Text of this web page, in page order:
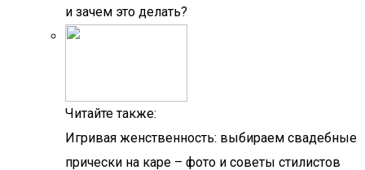
и зачем это делать?
Читайте также:
Игривая женственность: выбираем свадебные
прически на каре – фото и советы стилистов